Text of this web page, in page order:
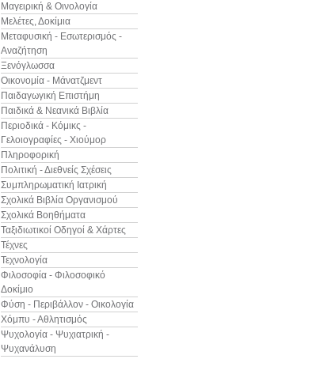
Μαγειρική & Οινολογία
Μελέτες, Δοκίμια
Μεταφυσική - Εσωτερισμός -
Αναζήτηση
Ξενόγλωσσα
Οικονομία - Μάνατζμεντ
Παιδαγωγική Επιστήμη
Παιδικά & Νεανικά Βιβλία
Περιοδικά - Κόμικς -
Γελοιογραφίες - Χιούμορ
Πληροφορική
Πολιτική - Διεθνείς Σχέσεις
Συμπληρωματική Ιατρική
Σχολικά Βιβλία Οργανισμού
Σχολικά Βοηθήματα
Ταξιδιωτικοί Οδηγοί & Χάρτες
Τέχνες
Τεχνολογία
Φιλοσοφία - Φιλοσοφικό
Δοκίμιο
Φύση - Περιβάλλον - Οικολογία
Χόμπυ - Αθλητισμός
Ψυχολογία - Ψυχιατρική -
Ψυχανάλυση